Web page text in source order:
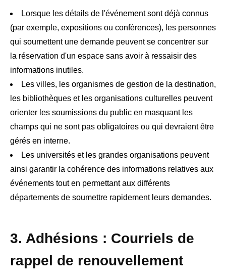
Lorsque les détails de l'événement sont déjà connus
(par exemple, expositions ou conférences), les personnes
qui soumettent une demande peuvent se concentrer sur
la réservation d'un espace sans avoir à ressaisir des
informations inutiles.
Les villes, les organismes de gestion de la destination,
les bibliothèques et les organisations culturelles peuvent
orienter les soumissions du public en masquant les
champs qui ne sont pas obligatoires ou qui devraient être
gérés en interne.
Les universités et les grandes organisations peuvent
ainsi garantir la cohérence des informations relatives aux
événements tout en permettant aux différents
départements de soumettre rapidement leurs demandes.
3. Adhésions : Courriels de
rappel de renouvellement